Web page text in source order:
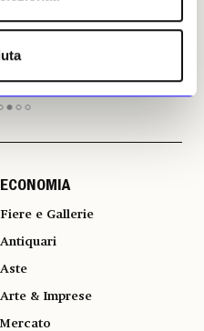
ECONOMIA
Fiere e Gallerie
Antiquari
Aste
Arte & Imprese
Mercato